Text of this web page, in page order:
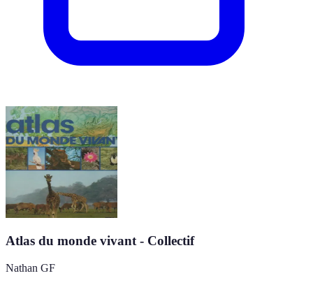
Atlas du monde vivant - Collectif
Nathan GF